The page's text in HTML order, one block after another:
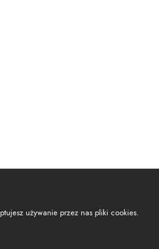
używanie przez nas pliki cookies.